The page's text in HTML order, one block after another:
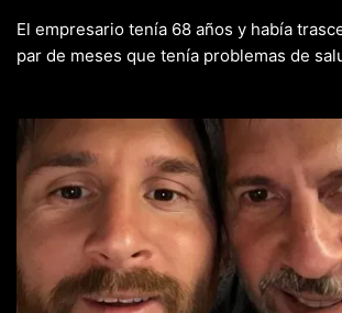
El empresario tenía 68 años y había
par de meses que tenía problemas de